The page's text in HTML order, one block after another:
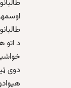
د اتو
دوی